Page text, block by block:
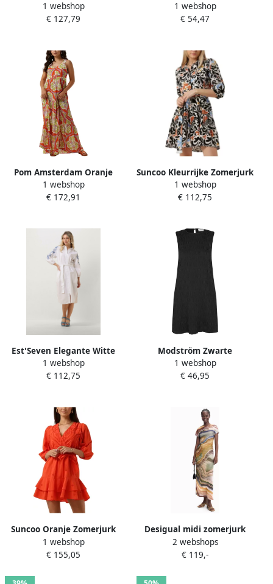
Dahl Orange Dames
1 webshop
€ 127,79
Dress Annalisa Blauw wit
Gestreept
1 webshop
€ 54,47
Pom Amsterdam Oranje
Midi Zomerjurk Strap
Marrakesh Multicolor
1 webshop
€ 172,91
Suncoo Kleurrijke Zomerjurk
Cadix Multicolor Dames
1 webshop
€ 112,75
Est'Seven Elegante Witte
Zomerjurk White Dames
1 webshop
€ 112,75
Modström Zwarte
Gestructureerde Zomerjurk
Hamson Black Dames
1 webshop
€ 46,95
Suncoo Oranje Zomerjurk
Cliff Orange Dames
1 webshop
€ 155,05
Desigual midi zomerjurk
met print meerkleurig
2 webshops
€ 119,-